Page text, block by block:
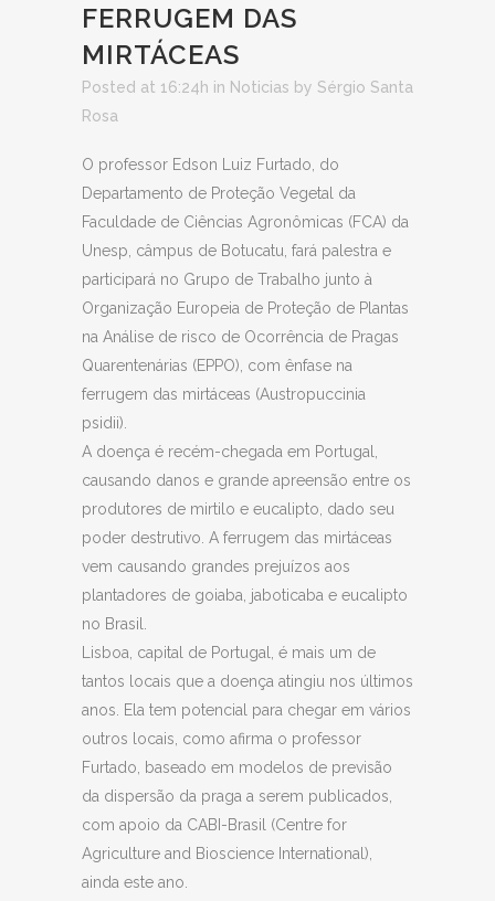
FERRUGEM DAS
MIRTÁCEAS
Posted at 16:24h in Noticias by Sérgio Santa
Rosa
O professor Edson Luiz Furtado, do
Departamento de Proteção Vegetal da
Faculdade de Ciências Agronômicas (FCA) da
Unesp, câmpus de Botucatu, fará palestra e
participará no Grupo de Trabalho junto à
Organização Europeia de Proteção de Plantas
na Análise de risco de Ocorrência de Pragas
Quarentenárias (EPPO), com ênfase na
ferrugem das mirtáceas (Austropuccinia
psidii).
A doença é recém-chegada em Portugal,
causando danos e grande apreensão entre os
produtores de mirtilo e eucalipto, dado seu
poder destrutivo. A ferrugem das mirtáceas
vem causando grandes prejuízos aos
plantadores de goiaba, jaboticaba e eucalipto
no Brasil.
Lisboa, capital de Portugal, é mais um de
tantos locais que a doença atingiu nos últimos
anos. Ela tem potencial para chegar em vários
outros locais, como afirma o professor
Furtado, baseado em modelos de previsão
da dispersão da praga a serem publicados,
com apoio da CABI-Brasil (Centre for
Agriculture and Bioscience International),
ainda este ano.